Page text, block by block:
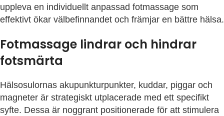
uppleva en individuellt anpassad fotmassage som
effektivt ökar välbefinnandet och främjar en bättre hälsa.
Fotmassage lindrar och hindrar
fotsmärta
Hälsosulornas akupunkturpunkter, kuddar, piggar och
magneter är strategiskt utplacerade med ett specifikt
syfte. Dessa är noggrant positionerade för att stimulera